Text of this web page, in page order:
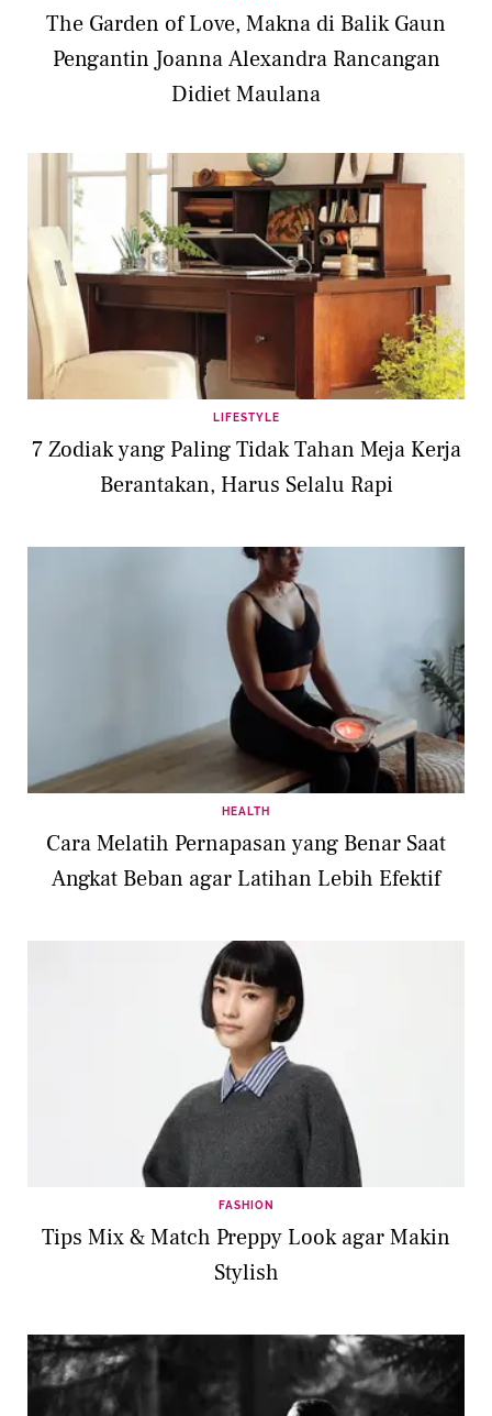
The Garden of Love, Makna di Balik Gaun
Pengantin Joanna Alexandra Rancangan
Didiet Maulana
LIFESTYLE
7 Zodiak yang Paling Tidak Tahan Meja Kerja
Berantakan, Harus Selalu Rapi
HEALTH
Cara Melatih Pernapasan yang Benar Saat
Angkat Beban agar Latihan Lebih Efektif
FASHION
Tips Mix & Match Preppy Look agar Makin
Stylish